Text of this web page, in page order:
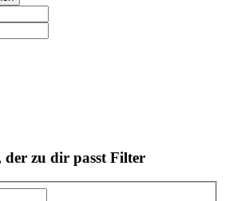
zu dir passt Filter